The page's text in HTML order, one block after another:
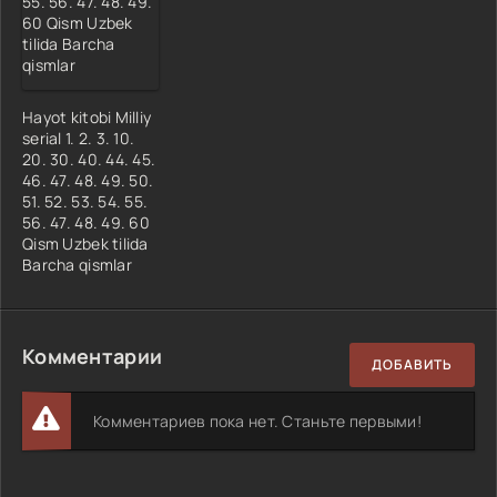
Hayot kitobi Milliy
serial 1. 2. 3. 10.
20. 30. 40. 44. 45.
46. 47. 48. 49. 50.
51. 52. 53. 54. 55.
56. 47. 48. 49. 60
Qism Uzbek tilida
Barcha qismlar
Комментарии ДОБАВИТЬ
Комментариев пока нет. Станьте первыми!